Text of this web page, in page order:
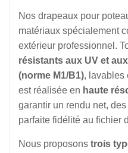
Nos drapeaux pour
matériaux spécialement
extérieur professionnel.
résistants aux UV et
(norme M1/B1), lavables
est réalisée en haute
garantir un rendu net,
parfaite fidélité au fichier
Nous proposons trois